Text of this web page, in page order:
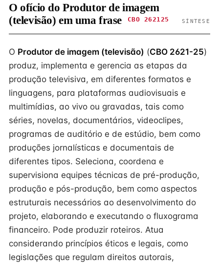
O ofício do Produtor de imagem
(televisão) em uma frase
CBO 262125 SÍNTESE
O Produtor de imagem (televisão) (CBO 2621-25)
produz, implementa e gerencia as etapas da
produção televisiva, em diferentes formatos e
linguagens, para plataformas audiovisuais e
multimídias, ao vivo ou gravadas, tais como
séries, novelas, documentários, videoclipes,
programas de auditório e de estúdio, bem como
produções jornalísticas e documentais de
diferentes tipos. Seleciona, coordena e
supervisiona equipes técnicas de pré-produção,
produção e pós-produção, bem como aspectos
estruturais necessários ao desenvolvimento do
projeto, elaborando e executando o fluxograma
financeiro. Pode produzir roteiros. Atua
considerando princípios éticos e legais, como
legislações que regulam direitos autorais,